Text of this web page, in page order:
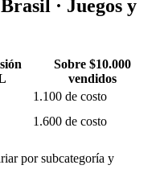
· Juegos y
Sobre $10.000
vendidos
1.100 de costo
1.600 de costo
por subcategoría y